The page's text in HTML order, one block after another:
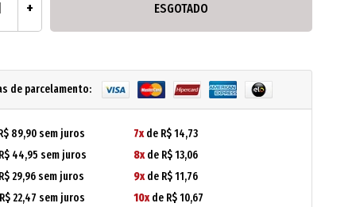
ESGOTADO
de parcelamento:
89,90 sem juros
44,95 sem juros
29,96 sem juros
22,47 sem juros
7xde R$ 14,73
8xde R$ 13,06
9xde R$ 11,76
10xde R$ 10,67